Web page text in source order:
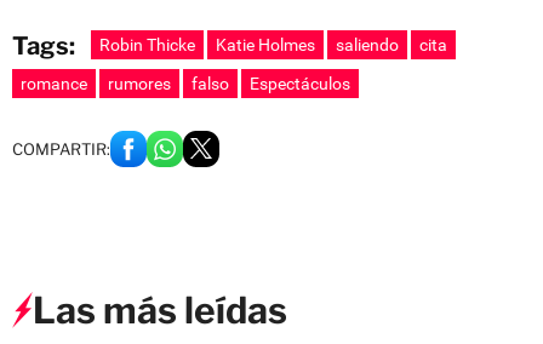
Tags: Robin Thicke Katie Holmes saliendo
cita
romance
rumores falso Espectáculos
COMPARTIR:
Las más leídas